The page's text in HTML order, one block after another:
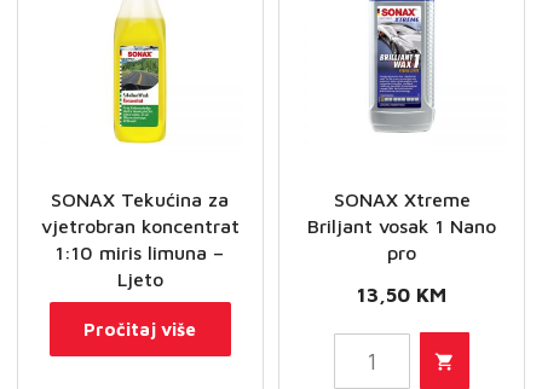
SONAX Tekućina za
vjetrobran koncentrat
1:10 miris limuna –
Ljeto
Pročitaj više
SONAX Xtreme
Briljant vosak 1 Nano
pro
13,50 KM
SONAX